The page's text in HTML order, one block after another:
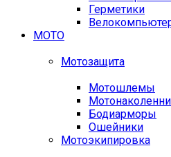
Герметики
МОТО
Мотозащита
Мотошлемы
Бодиарморы
Ошейники
Мотоэкипировка